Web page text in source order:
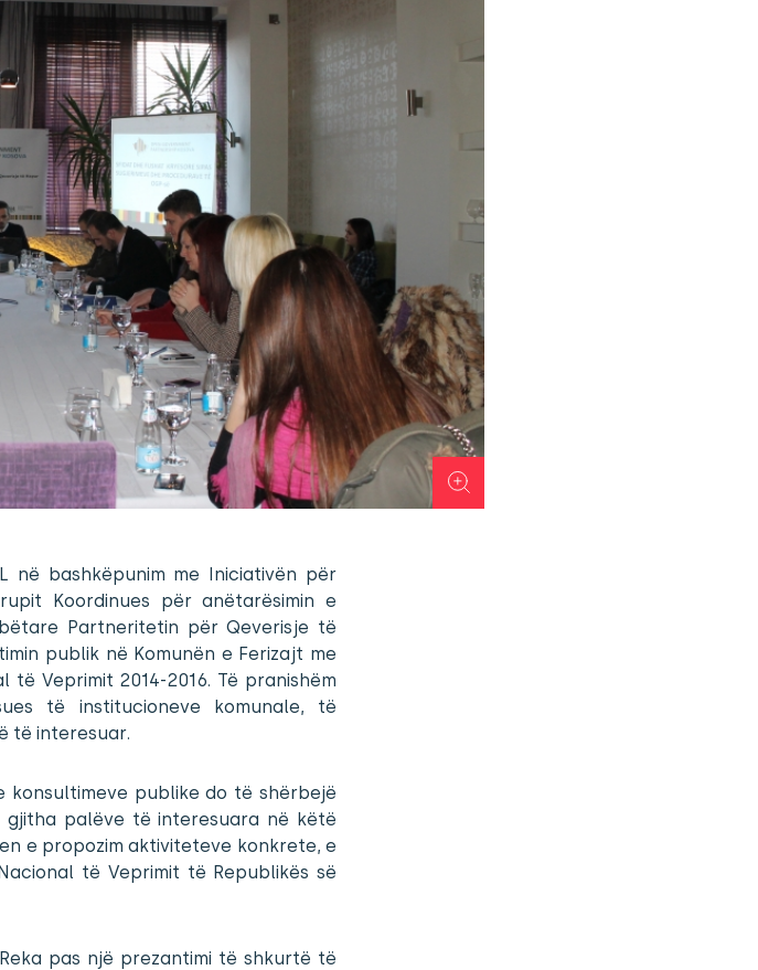
në bashkëpunim me Iniciativën për
Koordinues për anëtarësimin e
Partneritetin për Qeverisje të
publik në Komunën e Ferizajt me
Veprimit 2014-2016. Të pranishëm
të institucioneve komunale, të
të interesuar.
konsultimeve publike do të shërbejë
palëve të interesuara në këtë
e propozim aktiviteteve konkrete, e
të Veprimit të Republikës së
pas një prezantimi të shkurtë të